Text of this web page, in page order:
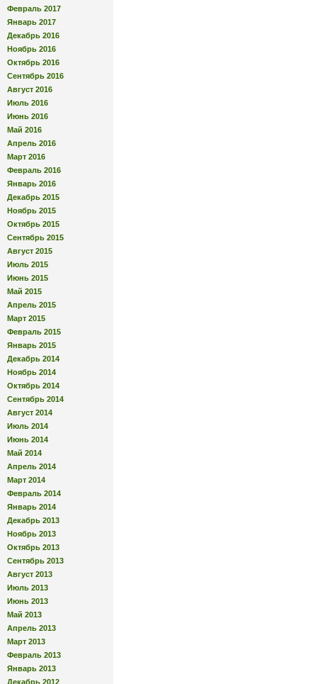
Февраль 2017
Январь 2017
Декабрь 2016
Ноябрь 2016
Октябрь 2016
Сентябрь 2016
Август 2016
Июль 2016
Июнь 2016
Май 2016
Апрель 2016
Март 2016
Февраль 2016
Январь 2016
Декабрь 2015
Ноябрь 2015
Октябрь 2015
Сентябрь 2015
Август 2015
Июль 2015
Июнь 2015
Май 2015
Апрель 2015
Март 2015
Февраль 2015
Январь 2015
Декабрь 2014
Ноябрь 2014
Октябрь 2014
Сентябрь 2014
Август 2014
Июль 2014
Июнь 2014
Май 2014
Апрель 2014
Март 2014
Февраль 2014
Январь 2014
Декабрь 2013
Ноябрь 2013
Октябрь 2013
Сентябрь 2013
Август 2013
Июль 2013
Июнь 2013
Май 2013
Апрель 2013
Март 2013
Февраль 2013
Январь 2013
Декабрь 2012